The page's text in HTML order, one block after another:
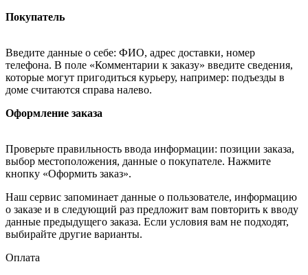
Покупатель
Введите данные о себе: ФИО, адрес доставки, номер
телефона. В поле «Комментарии к заказу» введите сведения,
которые могут пригодиться курьеру, например: подъезды в
доме считаются справа налево.
Оформление заказа
Проверьте правильность ввода информации: позиции заказа,
выбор местоположения, данные о покупателе. Нажмите
кнопку «Оформить заказ».
Наш сервис запоминает данные о пользователе, информацию
о заказе и в следующий раз предложит вам повторить к вводу
данные предыдущего заказа. Если условия вам не подходят,
выбирайте другие варианты.
Оплата